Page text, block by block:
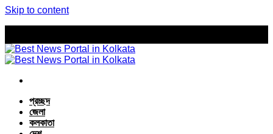
Skip to content
প্রচ্ছদ
জেলা
কলকাতা